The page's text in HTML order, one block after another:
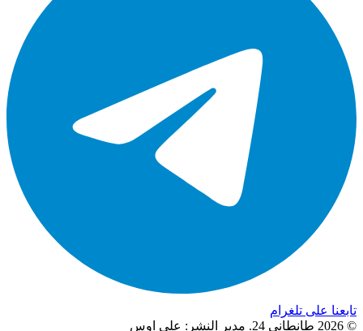
تابعنا على تلغرام
© 2026 طانطاني 24. مدير النشر: علي اوس